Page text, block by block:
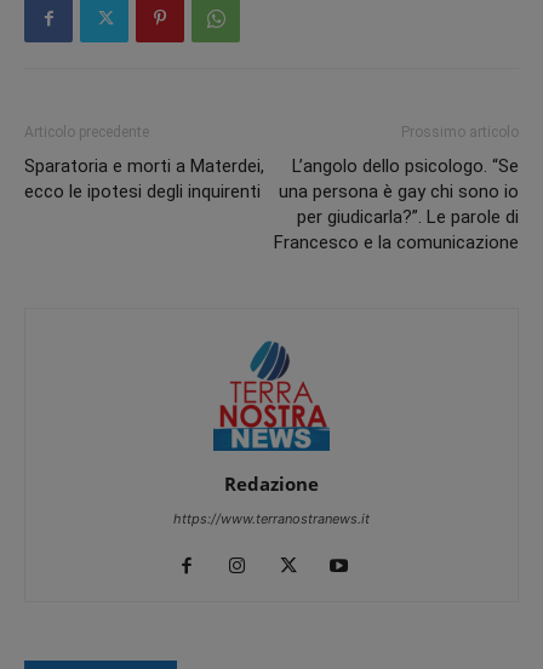
Articolo precedente
Sparatoria e morti a Materdei,
ecco le ipotesi degli inquirenti
Prossimo articolo
L’angolo dello psicologo. “Se
una persona è gay chi sono io
per giudicarla?”. Le parole di
Francesco e la comunicazione
Redazione
https://www.terranostranews.it